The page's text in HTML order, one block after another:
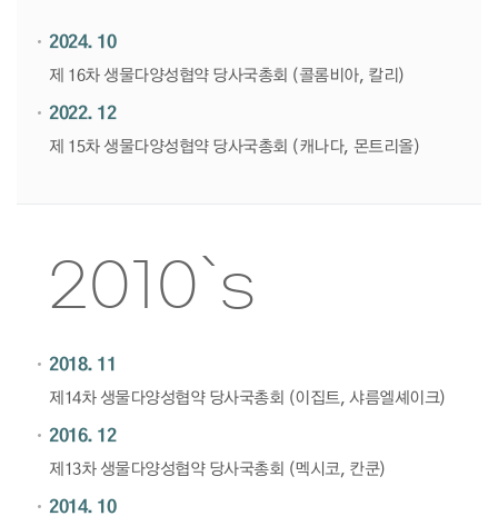
2024. 10
제 16차 생물다양성협약 당사국총회 (콜롬비아, 칼리)
2022. 12
제 15차 생물다양성협약 당사국총회 (캐나다, 몬트리올)
2010`s
2018. 11
제14차 생물다양성협약 당사국총회 (이집트, 샤름엘셰이크)
2016. 12
제13차 생물다양성협약 당사국총회 (멕시코, 칸쿤)
2014. 10